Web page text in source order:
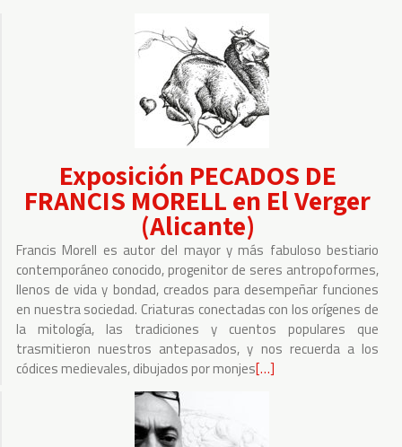
THINGS
®
Exposición PECADOS DE
FRANCIS MORELL en El Verger
(Alicante)
Francis Morell es autor del mayor y más fabuloso bestiario
contemporáneo conocido, progenitor de seres antropoformes,
llenos de vida y bondad, creados para desempeñar funciones
en nuestra sociedad. Criaturas conectadas con los orígenes de
la mitología, las tradiciones y cuentos populares que
trasmitieron nuestros antepasados, y nos recuerda a los
códices medievales, dibujados por monjesLeer
[…]